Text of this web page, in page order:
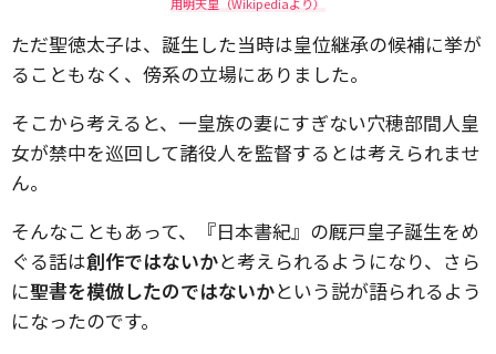
ただ聖徳太子は、誕生した当時は皇位継承の候補に挙が
ることもなく、傍系の立場にありました。
そこから考えると、一皇族の妻にすぎない穴穂部間人皇
女が禁中を巡回して諸役人を監督するとは考えられませ
ん。
そんなこともあって、『日本書紀』の厩戸皇子誕生をめ
ぐる話は創作ではないかと考えられるようになり、さら
に聖書を模倣したのではないかという説が語られるよう
になったのです。